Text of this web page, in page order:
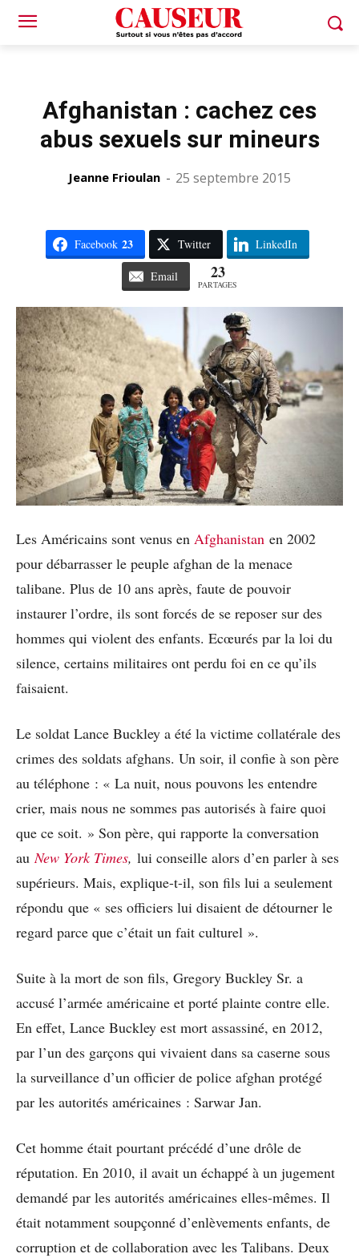
Afghanistan : cachez ces
abus sexuels sur mineurs
Jeanne Frioulan - 25 septembre 2015
Facebook 23 Twitter LinkedIn
Email 23
PARTAGES
Les Américains sont venus en Afghanistan en 2002
pour débarrasser le peuple afghan de la menace
talibane. Plus de 10 ans après, faute de pouvoir
instaurer l’ordre, ils sont forcés de se reposer sur des
hommes qui violent des enfants. Ecœurés par la loi du
silence, certains militaires ont perdu foi en ce qu’ils
faisaient.
Le soldat Lance Buckley a été la victime collatérale des
crimes des soldats afghans. Un soir, il confie à son père
au téléphone : « La nuit, nous pouvons les entendre
crier, mais nous ne sommes pas autorisés à faire quoi
que ce soit. » Son père, qui rapporte la conversation
auNew York Times, lui conseille alors d’en parler à ses
supérieurs. Mais, explique-t-il, son fils lui a seulement
répondu que « ses officiers lui disaient de détourner le
regard parce que c’était un fait culturel ».
Suite à la mort de son fils, Gregory Buckley Sr. a
accusé l’armée américaine et porté plainte contre elle.
En effet, Lance Buckley est mort assassiné, en 2012,
par l’un des garçons qui vivaient dans sa caserne sous
la surveillance d’un officier de police afghan protégé
par les autorités américaines : Sarwar Jan.
Cet homme était pourtant précédé d’une drôle de
réputation. En 2010, il avait un échappé à un jugement
demandé par les autorités américaines elles-mêmes. Il
était notamment soupçonné d’enlèvements enfants, de
corruption et de collaboration avec les Talibans. Deux